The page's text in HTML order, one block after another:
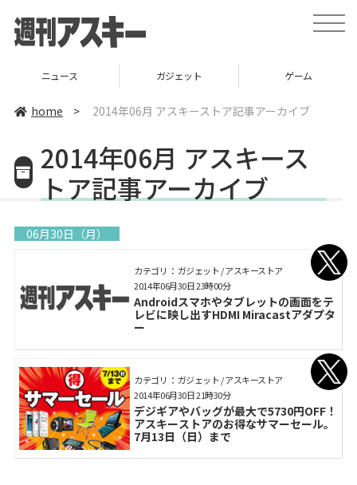
toggle
ニュース ガジェット ゲーム
home > 2014年06月 アスキーストア記事アーカイブ
2014年06月 アスキース
トア記事アーカイブ
06月30日（月）
カテゴリ： ガジェット / アスキーストア
Androidスマホやタブレットの画面をテ
レビに映し出すHDMI Miracastアダプタ
ー
2014年06月30日 23時00分
カテゴリ： ガジェット / アスキーストア
デジギアやバッグが最大で5730円OFF！
アスキーストアのお得なサマーセール。
7月13日（日）まで
2014年06月30日 21時30分